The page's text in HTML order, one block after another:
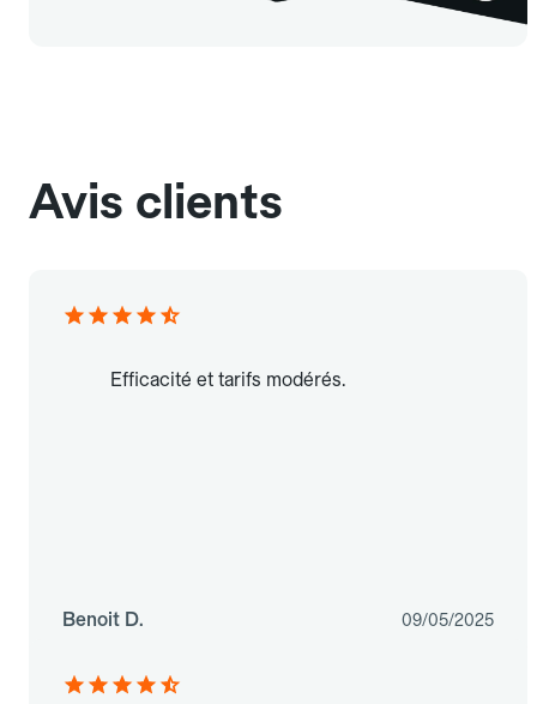
Avis clients
Efficacité et tarifs modérés.
Benoit D. 09/05/2025